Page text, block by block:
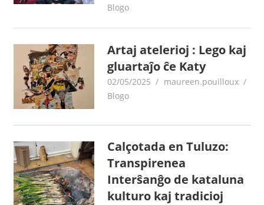
Blogo
Artaj atelerioj : Lego kaj
gluartaĵo ĉe Katy
02/05/2025
maureen.pouilloux
Blogo
Calçotada en Tuluzo:
Transpirenea
Interŝanĝo de kataluna
kulturo kaj tradicioj